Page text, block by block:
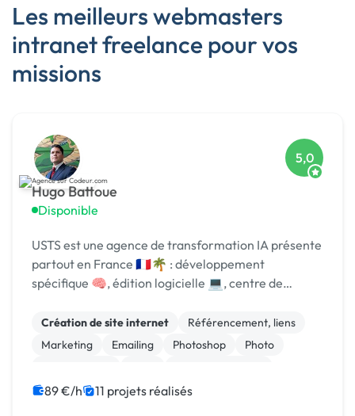
Les meilleurs webmasters
intranet freelance pour vos
missions
Hugo Battoue
Disponible
5,0
USTS est une agence de transformation IA présente
partout en France 🇫🇷🌴 : développement
spécifique 🧠, édition logicielle 💻, centre de
MASQUÉE] 🏆 !
Création de site internet
Référencement, liens
Marketing
Emailing Photoshop
Photo
Boutons
89 €/h 11 projets réalisés